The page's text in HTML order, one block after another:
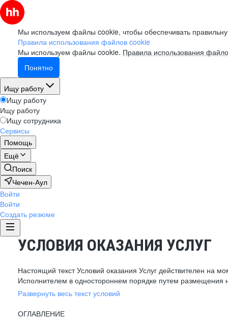
Мы используем файлы cookie, чтобы обеспечивать
Правила использования файлов cookie
Мы используем файлы cookie. Правила использования
Понятно
Ищу работу
Ищу работу
Ищу работу
Ищу сотрудника
Сервисы
Помощь
Ещё
Поиск
Чечен-Аул
Войти
Войти
Создать резюме
УСЛОВИЯ ОКАЗАНИЯ УСЛУГ
Настоящий текст Условий оказания Услуг действителен на
Исполнителем в одностороннем порядке путем размещения
Развернуть весь текст условий
ОГЛАВЛЕНИЕ